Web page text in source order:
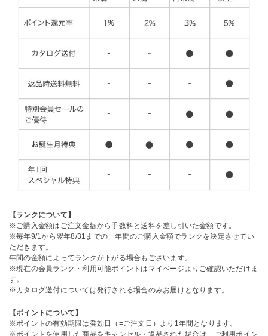
【ランクについて】
※ご購入金額はご注文金額から手数料と送料を差し引いた金額です。
※毎年9/1から翌年8/31までの一年間のご購入金額でランクを決定させてい
ただきます。
年間の金額によってランクが下がる場合もございます。
※現在の会員ランク・利用可能ポイントはマイページよりご確認いただけま
す。
※カタログ送付については発行される場合のみお届けとなります。
【ポイントについて】
※ポイントの有効期限は発効日（=ご注文日）より1年間となります。
※ポイントを使用した商品をキャンセル・返品された場合は、ご利用ポイン